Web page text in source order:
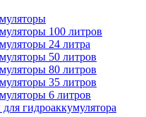
100 литров
24 литра
50 литров
80 литров
35 литров
6 литров
гидроаккумулятора